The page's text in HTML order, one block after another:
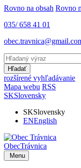
Rovno na obsah Rovno
035/ 658 41 01
Hľadať
rozšírené vyhľadávanie
Mapa webu RSS
SKSlovensky
SKSlovensky
ENEnglish
ObecTrávnica
Menu